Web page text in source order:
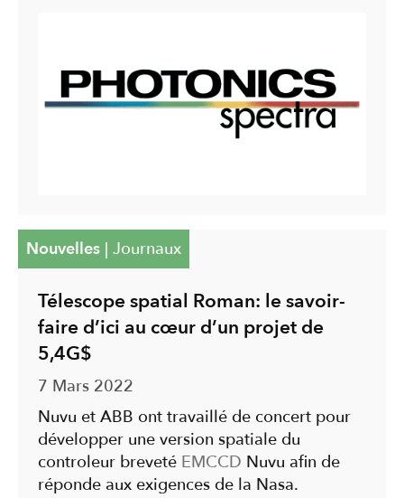
Nouvelles| Journaux
Télescope spatial Roman: le savoir-
faire d’ici au cœur d’un projet de
5,4G$
7 Mars 2022
Nuvu et ABB ont travaillé de concert pour
développer une version spatiale du
controleur breveté EMCCD Nuvu afin de
réponde aux exigences de la Nasa.